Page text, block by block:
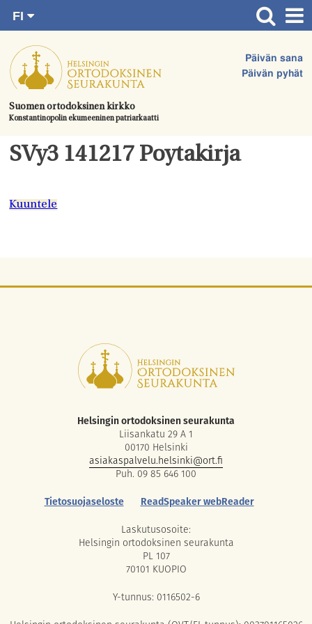
suoraan
sisältöön.
Suomen ortodoksinen kirkko
Konstantinopolin ekumeeninen patriarkaatti
Päivän sana
Päivän pyhät
FI
SV
EN
UA
Etusivu
Ajankohtaista
Juhlat & toimitukset
Kirkot
Tule mukaan
SVy3 141217 Poytakirja
Kuuntele
Helsingin ortodoksinen seurakunta
Liisankatu 29 A 1
00170 Helsinki
asiakaspalvelu.helsinki@ort.fi
Puh. 09 85 646 100
Tietosuojaseloste
ReadSpeaker webReader
Laskutusosoite:
Helsingin ortodoksinen seurakunta
PL 107
70101 KUOPIO
Y-tunnus: 0116502-6